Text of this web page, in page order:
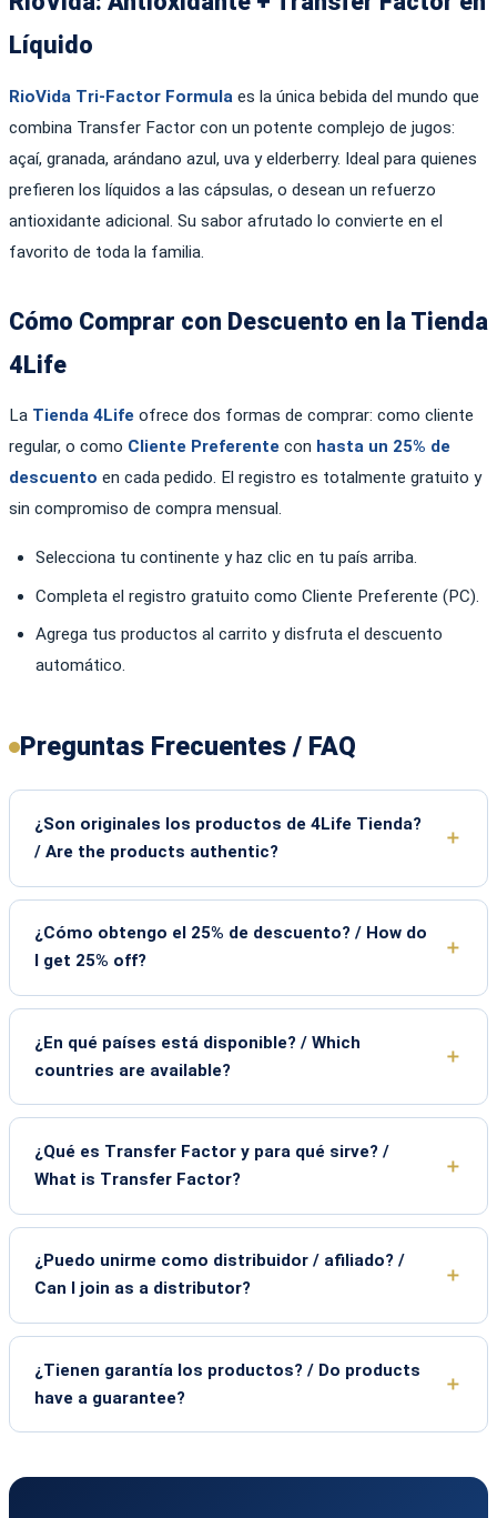
Líquido
RioVida Tri-Factor Formula es la única bebida del mundo que
combina Transfer Factor con un potente complejo de jugos:
açaí, granada, arándano azul, uva y elderberry. Ideal para quienes
prefieren los líquidos a las cápsulas, o desean un refuerzo
antioxidante adicional. Su sabor afrutado lo convierte en el
favorito de toda la familia.
Cómo Comprar con Descuento en la Tienda
4Life
La Tienda 4Life ofrece dos formas de comprar: como cliente
regular, o como Cliente Preferente con hasta un 25% de
descuento en cada pedido. El registro es totalmente gratuito y
sin compromiso de compra mensual.
Selecciona tu continente y haz clic en tu país arriba.
Completa el registro gratuito como Cliente Preferente (PC).
Agrega tus productos al carrito y disfruta el descuento
automático.
Preguntas Frecuentes / FAQ
¿Son originales los productos de 4Life Tienda?
/ Are the products authentic?
¿Cómo obtengo el 25% de descuento? / How do
I get 25% off?
¿En qué países está disponible? / Which
countries are available?
¿Qué es Transfer Factor y para qué sirve? /
What is Transfer Factor?
¿Puedo unirme como distribuidor / afiliado? /
Can I join as a distributor?
¿Tienen garantía los productos? / Do products
have a guarantee?